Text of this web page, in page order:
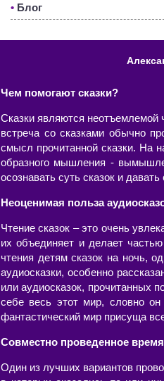
• Блог
Чем помогают сказки?
Сказки являются неотъемлемой
встреча со сказками обычно
смысл прочитанной сказки. На
образного мышления -
осознавать суть сказок и
Неоценимая польза
Чтение сказок – это очень
их объединяет и делает
чтения детям сказок на ночь,
аудиосказки, особенно
или аудиосказок, прочитанных
себе весь этот мир, словно он
фантастический мир присуща
Совместно проведенное время
Один из лучших вариантов